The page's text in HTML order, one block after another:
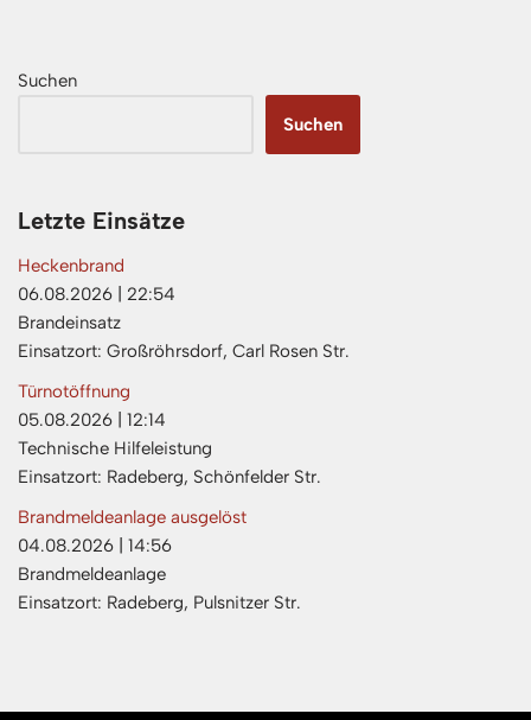
Suchen
Suchen
Letzte Einsätze
Heckenbrand
06.08.2026
22:54
Brandeinsatz
Einsatzort: Großröhrsdorf, Carl Rosen Str.
Türnotöffnung
05.08.2026
12:14
Technische Hilfeleistung
Einsatzort: Radeberg, Schönfelder Str.
Brandmeldeanlage ausgelöst
04.08.2026
14:56
Brandmeldeanlage
Einsatzort: Radeberg, Pulsnitzer Str.